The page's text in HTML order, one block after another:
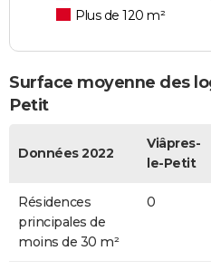
Plus de 120 m²
Surface moyenne des
Petit
Données 2022
Viâpres-
le-Petit
Résidences
principales de
moins de 30 m²
0